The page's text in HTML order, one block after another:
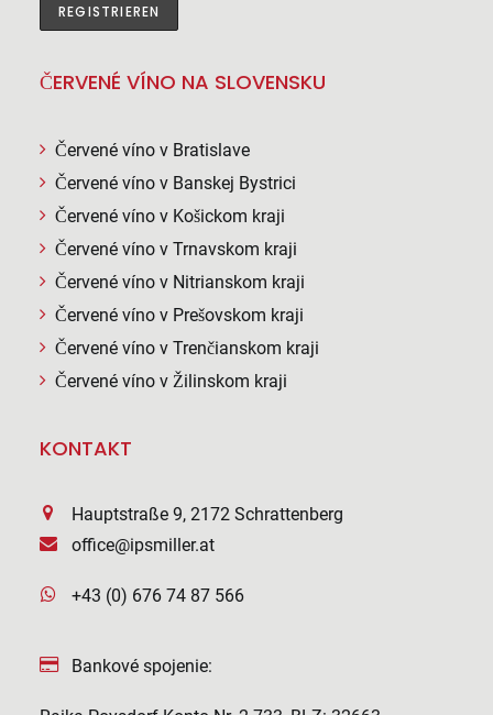
ČERVENÉ VÍNO NA SLOVENSKU
Červené víno v Bratislave
Červené víno v Banskej Bystrici
Červené víno v Košickom kraji
Červené víno v Trnavskom kraji
Červené víno v Nitrianskom kraji
Červené víno v Prešovskom kraji
Červené víno v Trenčianskom kraji
Červené víno v Žilinskom kraji
KONTAKT
Hauptstraße 9, 2172 Schrattenberg
office@ipsmiller.at
+43 (0) 676 74 87 566
Bankové spojenie: